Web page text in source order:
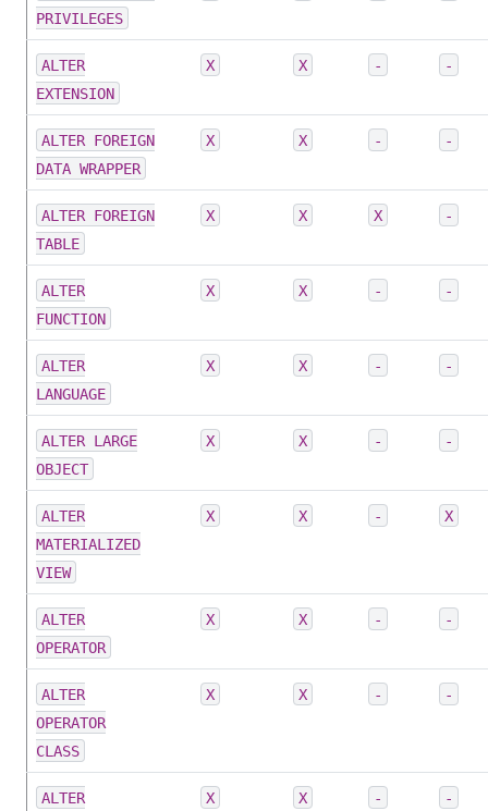
PRIVILEGES
ALTER
EXTENSION
X X - -
ALTER FOREIGN
DATA WRAPPER
X X - -
ALTER FOREIGN
TABLE
X X X -
ALTER
FUNCTION
X X - -
ALTER
LANGUAGE
X X - -
ALTER LARGE
OBJECT
X X - -
ALTER
MATERIALIZED
VIEW
X X - X
ALTER
OPERATOR
X X - -
ALTER
OPERATOR
CLASS
X X - -
ALTER
X X - -